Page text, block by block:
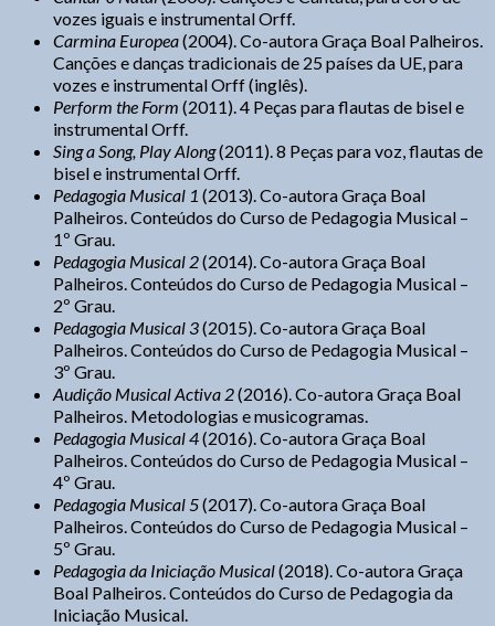
vozes iguais e instrumental Orff.
Carmina Europea(2004). Co-autora Graça Boal Palheiros.
Canções e danças tradicionais de 25 países da UE, para
vozes e instrumental Orff (inglês).
Perform the Form (2011). 4 Peças para flautas de bisel e
instrumental Orff.
Sing a Song, Play Along(2011). 8 Peças para voz, flautas de
bisel e instrumental Orff.
Pedagogia Musical 1 (2013). Co-autora Graça Boal
Palheiros. Conteúdos do Curso de Pedagogia Musical –
1º Grau.
Pedagogia Musical 2(2014). Co-autora Graça Boal
Palheiros. Conteúdos do Curso de Pedagogia Musical –
2º Grau.
Pedagogia Musical 3(2015). Co-autora Graça Boal
Palheiros. Conteúdos do Curso de Pedagogia Musical –
3º Grau.
Audição Musical Activa 2(2016). Co-autora Graça Boal
Palheiros. Metodologias e musicogramas.
Pedagogia Musical 4(2016). Co-autora Graça Boal
Palheiros. Conteúdos do Curso de Pedagogia Musical –
4º Grau.
Pedagogia Musical 5(2017). Co-autora Graça Boal
Palheiros. Conteúdos do Curso de Pedagogia Musical –
5º Grau.
Pedagogia da Iniciação Musical(2018). Co-autora Graça
Boal Palheiros. Conteúdos do Curso de Pedagogia da
Iniciação Musical.